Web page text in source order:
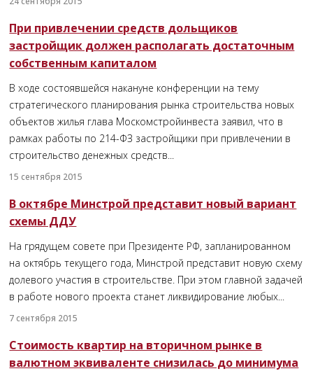
При привлечении средств дольщиков
застройщик должен располагать достаточным
собственным капиталом
В ходе состоявшейся накануне конференции на тему
стратегического планирования рынка строительства новых
объектов жилья глава Москомстройинвеста заявил, что в
рамках работы по 214-ФЗ застройщики при привлечении в
строительство денежных средств...
15 сентября 2015
В октябре Минстрой представит новый вариант
схемы ДДУ
На грядущем совете при Президенте РФ, запланированном
на октябрь текущего года, Минстрой представит новую схему
долевого участия в строительстве. При этом главной задачей
в работе нового проекта станет ликвидирование любых...
7 сентября 2015
Стоимость квартир на вторичном рынке в
валютном эквиваленте снизилась до минимума